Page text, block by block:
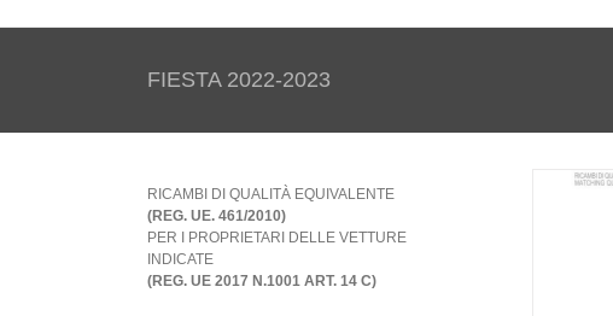
FIESTA 2022-2023
RICAMBI DI QUALITÀ EQUIVALENTE
(REG. UE. 461/2010)
PER I PROPRIETARI DELLE VETTURE
INDICATE
(REG. UE 2017 N.1001 ART. 14 C)